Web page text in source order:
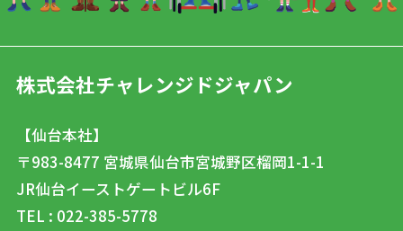
株式会社チャレンジドジャパン
【仙台本社】
〒983-8477 宮城県仙台市宮城野区榴岡1-1-1
JR仙台イーストゲートビル6F
TEL : 022-385-5778